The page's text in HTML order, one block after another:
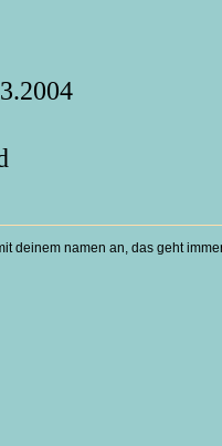
deinem namen an, das geht